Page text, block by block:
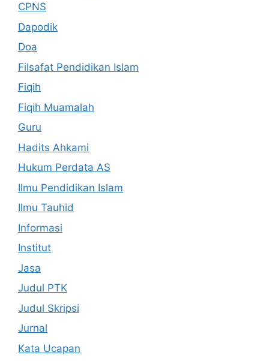
CPNS
Dapodik
Doa
Filsafat Pendidikan Islam
Fiqih
Fiqih Muamalah
Guru
Hadits Ahkami
Hukum Perdata AS
Ilmu Pendidikan Islam
Ilmu Tauhid
Informasi
Institut
Jasa
Judul PTK
Judul Skripsi
Jurnal
Kata Ucapan